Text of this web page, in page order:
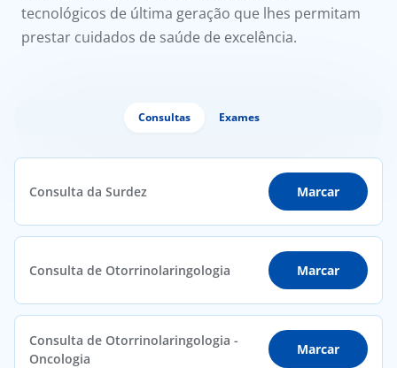
tecnológicos de última geração que lhes permitam
prestar cuidados de saúde de excelência.
Consultas Exames
Consulta da Surdez Marcar
Consulta de Otorrinolaringologia Marcar
Consulta de Otorrinolaringologia -
Oncologia
Marcar